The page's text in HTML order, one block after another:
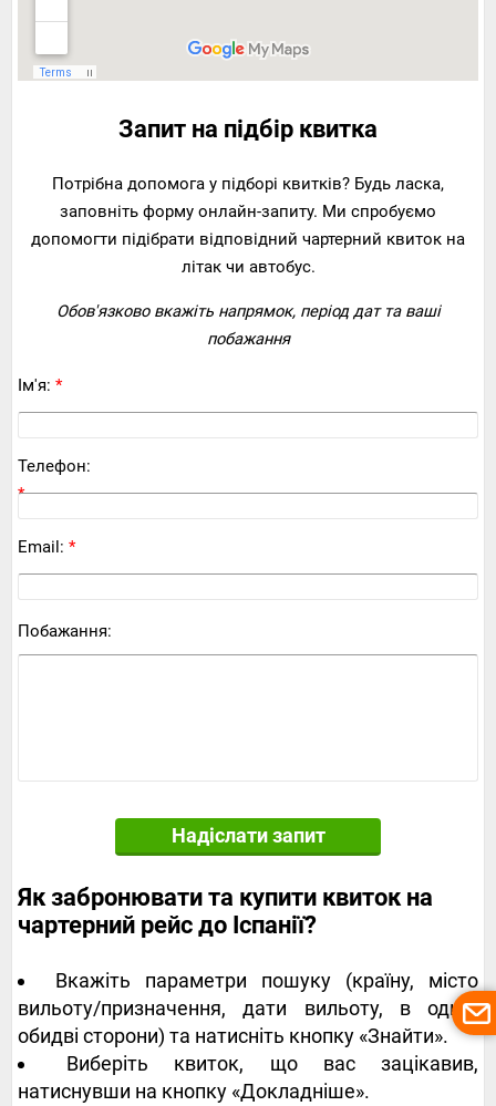
Запит на підбір квитка
Потрібна допомога у підборі квитків? Будь ласка,
заповніть форму онлайн-запиту. Ми спробуємо
допомогти підібрати відповідний чартерний квиток на
літак чи автобус.
Обов'язково вкажіть напрямок, період дат та ваші
побажання
Ім'я: *
Телефон:
*
Email: *
Побажання:
Надіслати запит
Як забронювати та купити квиток на
чартерний рейс до Іспанії?
Вкажіть параметри пошуку (країну, місто
вильоту/призначення, дати вильоту, в одну/
обидві сторони) та натисніть кнопку «Знайти».
Виберіть квиток, що вас зацікавив,
натиснувши на кнопку «Докладніше».